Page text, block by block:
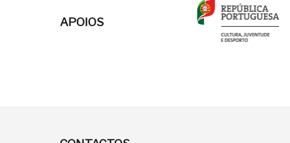
APOIOS